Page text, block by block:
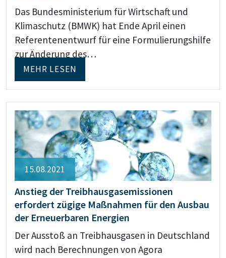
Das Bundesministerium für Wirtschaft und
Klimaschutz (BMWK) hat Ende April einen
Referentenentwurf für eine Formulierungshilfe
zur Änderung des…
MEHR LESEN
15.08.2021
Anstieg der Treibhausgasemissionen
erfordert zügige Maßnahmen für den Ausbau
der Erneuerbaren Energien
Der Ausstoß an Treibhausgasen in Deutschland
wird nach Berechnungen von Agora